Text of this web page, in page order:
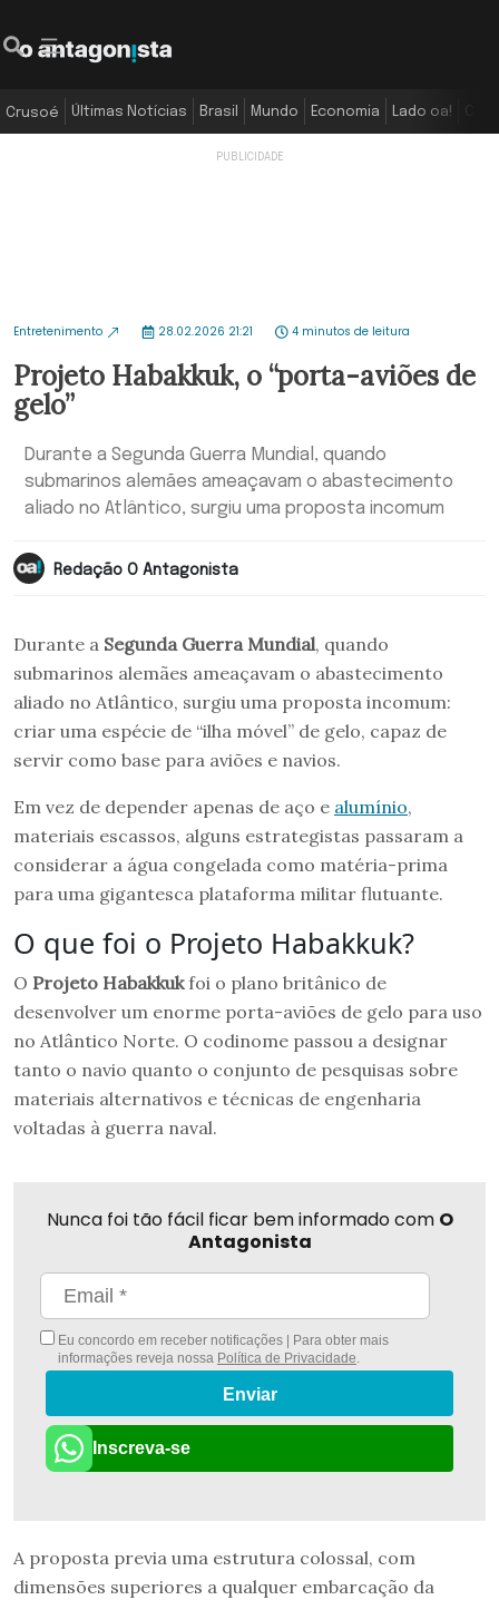
Crusoé Últimas Notícias Brasil Mundo Economia Lado oa!
Entretenimento 28.02.2026 21:21 4 minutos de leitura
Projeto Habakkuk, o “porta-aviões de
gelo”
Durante a Segunda Guerra Mundial, quando
submarinos alemães ameaçavam o abastecimento
aliado no Atlântico, surgiu uma proposta incomum
Redação O Antagonista
Durante a Segunda Guerra Mundial, quando
submarinos alemães ameaçavam o abastecimento
aliado no Atlântico, surgiu uma proposta incomum:
criar uma espécie de “ilha móvel” de gelo, capaz de
servir como base para aviões e navios.
Em vez de depender apenas de aço e alumínio,
materiais escassos, alguns estrategistas passaram a
considerar a água congelada como matéria-prima
para uma gigantesca plataforma militar flutuante.
O que foi o Projeto Habakkuk?
O Projeto Habakkukfoi o plano britânico de
desenvolver um enorme porta-aviões de gelo para uso
no Atlântico Norte. O codinome passou a designar
tanto o navio quanto o conjunto de pesquisas sobre
materiais alternativos e técnicas de engenharia
voltadas à guerra naval.
Nunca foi tão fácil ficar bem informado com O
Antagonista
Eu concordo em receber notificações | Para obter mais
informações reveja nossa Política de Privacidade.
Enviar
Inscreva-se
A proposta previa uma estrutura colossal, com
dimensões superiores a qualquer embarcação da